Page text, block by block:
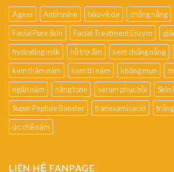
Agess Antirosine bảo vệ da chống nắng
Facial Pure Skin
Facial Treatment Enzym
hydrating milk
hỗ trợ ẩm kem chống nắng
kem thâm nám
kem trị nám không mụn
ngăn nám
nâng tone serum phục hồi
Skin
Super Peptide Booster
tranexamicacid
ức chế nám
LIÊN HỆ FANPAGE